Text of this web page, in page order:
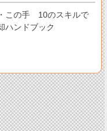
この手 10のスキルで
ハンドブック